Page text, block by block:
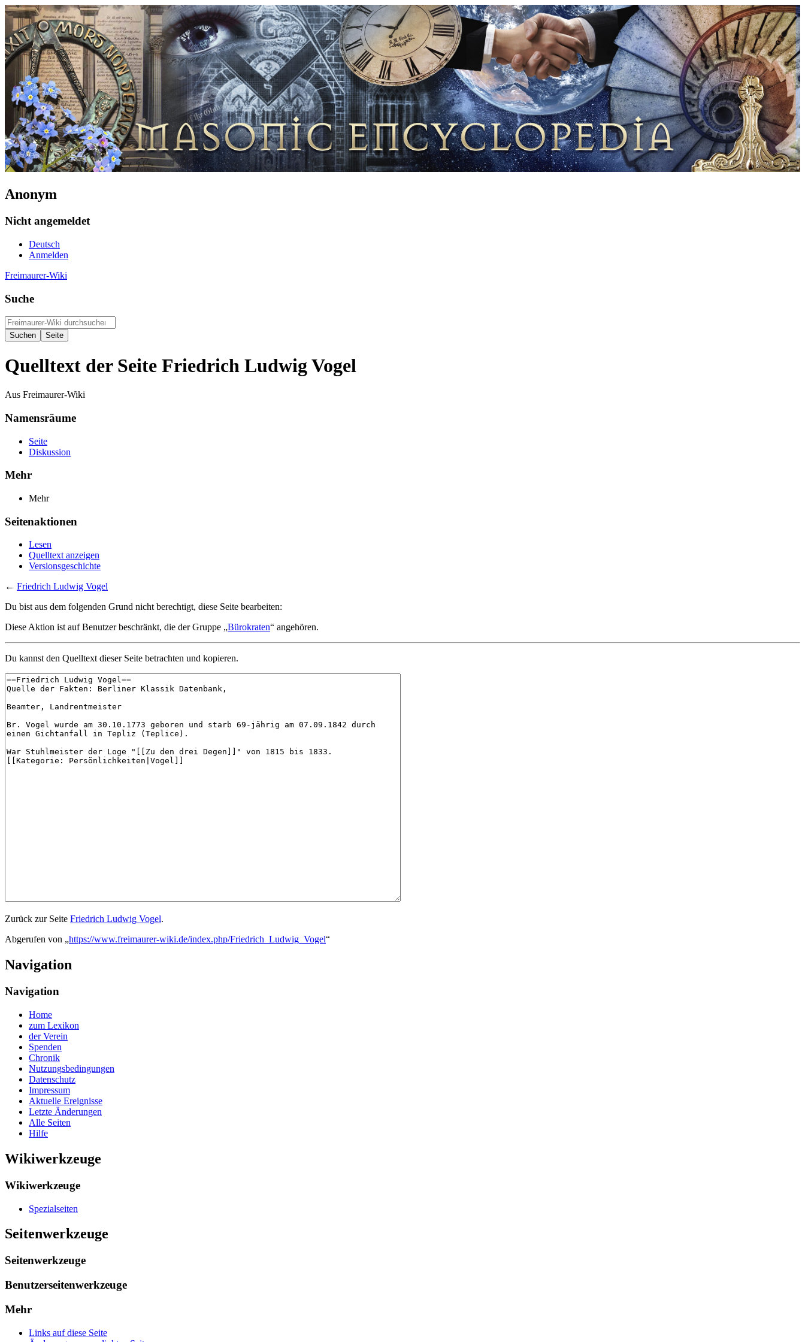
Anonym
Nicht angemeldet
Deutsch
Anmelden
Freimaurer-Wiki
Suche
Quelltext der Seite Friedrich Ludwig Vogel
Aus Freimaurer-Wiki
Namensräume
Seite
Diskussion
Mehr
Mehr
Seitenaktionen
Lesen
Quelltext anzeigen
Versionsgeschichte
← Friedrich Ludwig Vogel
Du bist aus dem folgenden Grund nicht berechtigt, diese Seite bearbeiten:
Diese Aktion ist auf Benutzer beschränkt, die der Gruppe „Bürokraten“ angehören.
Du kannst den Quelltext dieser Seite betrachten und kopieren.
Zurück zur Seite Friedrich Ludwig Vogel.
Abgerufen von „https://www.freimaurer-wiki.de/index.php/Friedrich_Ludwig_Vogel“
Navigation
Navigation
Home
zum Lexikon
der Verein
Spenden
Chronik
Nutzungsbedingungen
Datenschutz
Impressum
Aktuelle Ereignisse
Letzte Änderungen
Alle Seiten
Hilfe
Wikiwerkzeuge
Wikiwerkzeuge
Spezialseiten
Seitenwerkzeuge
Seitenwerkzeuge
Benutzerseitenwerkzeuge
Mehr
Links auf diese Seite